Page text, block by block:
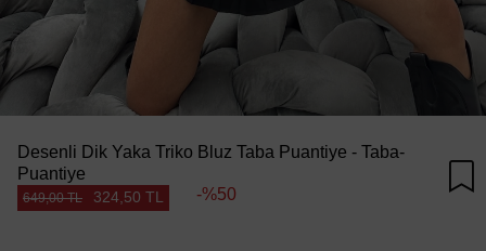
Desenli Dik Yaka Triko Bluz Taba Puantiye - Taba-
Puantiye
649,00 TL 324,50 TL 50